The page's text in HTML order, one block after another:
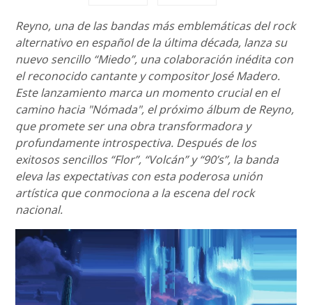
Reyno, una de las bandas más emblemáticas del rock
alternativo en español de la última década, lanza su
nuevo sencillo “Miedo”, una colaboración inédita con
el reconocido cantante y compositor José Madero.
Este lanzamiento marca un momento crucial en el
camino hacia "Nómada", el próximo álbum de Reyno,
que promete ser una obra transformadora y
profundamente introspectiva. Después de los
exitosos sencillos “Flor”, “Volcán” y “90’s”, la banda
eleva las expectativas con esta poderosa unión
artística que conmociona a la escena del rock
nacional.